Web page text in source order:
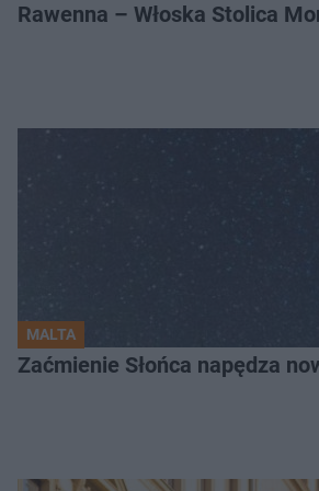
Rawenna – Włoska Stolica
MALTA
Zaćmienie Słońca napędza